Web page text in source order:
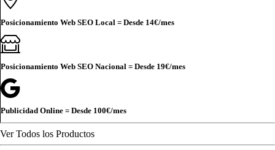
Posicionamiento Web SEO Local = Desde 14€/mes
Posicionamiento Web SEO Nacional = Desde 19€/mes
Publicidad Online = Desde 100€/mes
Ver Todos los Productos